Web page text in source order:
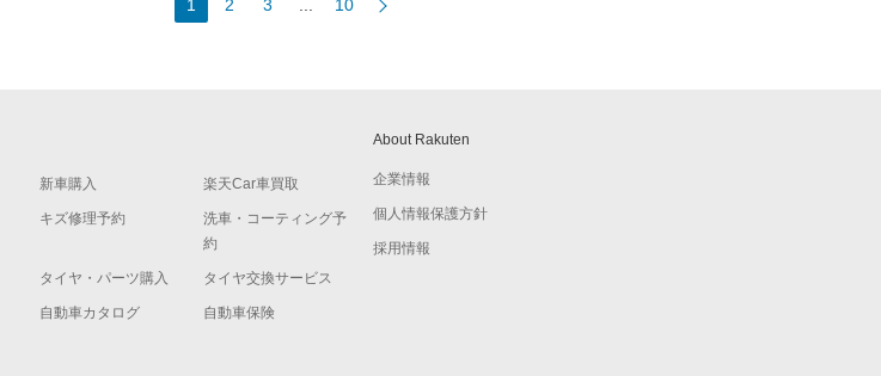
1 2 3 ... 10
新車購入 楽天Car車買取
キズ修理予約
洗車・コーティング予
約
タイヤ・パーツ購入 タイヤ交換サービス
自動車カタログ 自動車保険
About Rakuten
企業情報
個人情報保護方針
採用情報